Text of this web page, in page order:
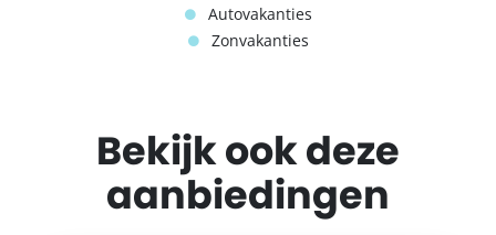
Autovakanties
Zonvakanties
Bekijk ook deze
aanbiedingen